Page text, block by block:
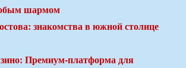
шармом
знакомства в южной столице
Премиум-платформа для